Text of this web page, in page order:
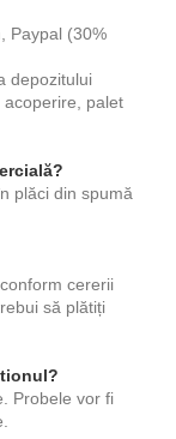
Paypal (30%
depozitului
acoperire, palet
plăci din spumă
cererii
să plătiți
Probele vor fi